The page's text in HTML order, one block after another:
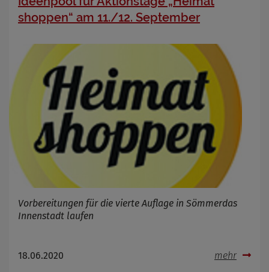
shoppen“ am 11./12. September
Vorbereitungen für die vierte Auflage in Sömmerdas
Innenstadt laufen
18.06.2020 mehr